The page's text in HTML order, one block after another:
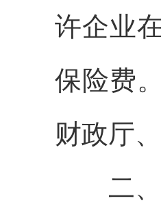
许企业
保险费
财政厅
二